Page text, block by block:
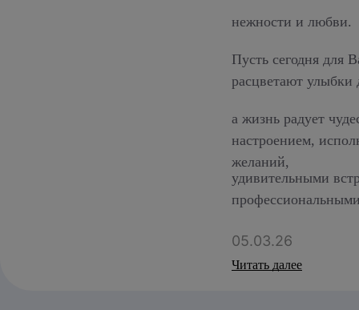
нежности и любви.
Пусть сегодня для
расцветают улыбки
а жизнь радует
настроением,
желаний,
удивительными
05.03.26
Читать далее